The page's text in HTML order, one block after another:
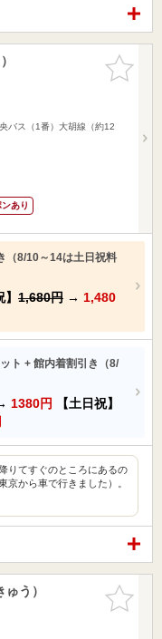
お気に入
りに追加
バス（1番）大胡線（約12
あり
8/10～14は土日祝料
1,680円 → 1,480
ト + 館内着割引き（8/
1380円
【土日祝】
りてすぐのところにあるの
京から車で行きました）。
お気に入
りに追加
う）